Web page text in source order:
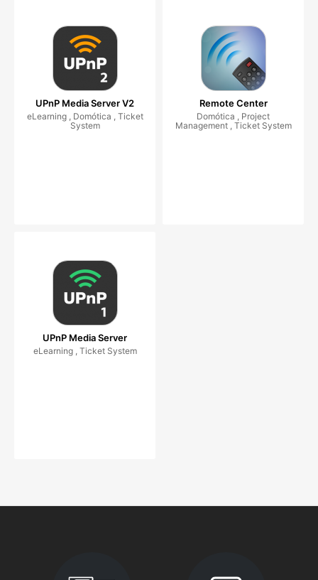
UPnP Media Server V2
eLearning , Domótica , Ticket
System
Remote Center
Domótica , Project
Management , Ticket System
UPnP Media Server
eLearning , Ticket System